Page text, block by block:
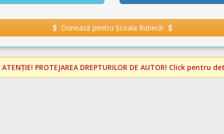
Donează pentru Școala Rutieră!
ATENȚIE! PROTEJAREA DREPTURILOR DE AUTOR! Click pentru